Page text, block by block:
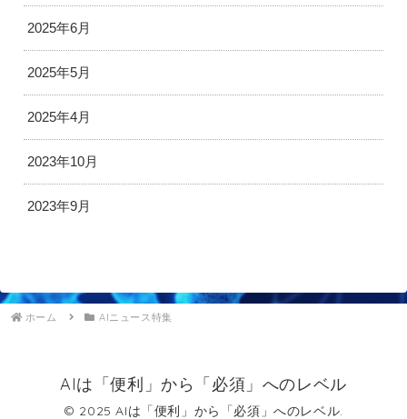
2025年6月
2025年5月
2025年4月
2023年10月
2023年9月
ホーム AIニュース特集
AIは「便利」から「必須」へのレベル
© 2025 AIは「便利」から「必須」へのレベル.